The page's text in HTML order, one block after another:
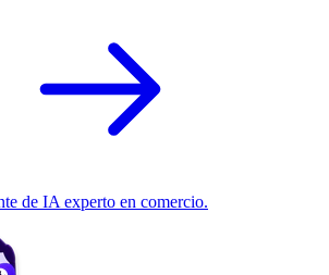
de IA experto en comercio.